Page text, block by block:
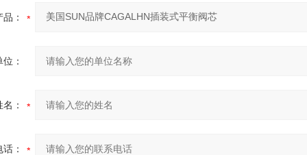
品：
：
：
：